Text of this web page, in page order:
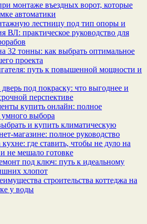
монтаже въездных ворот, которые
автоматики
лестницу под тип опоры и
ВЛ: практическое руководство для
32 тонны: как выбрать оптимальное
проекта
путь к повышенной мощности и
дверь под покраску: что выгоднее и
перспективе
купить онлайн: полное
умного выбора
и купить климатическую
полное руководство
где ставить, чтобы не дуло на
не мешало готовке
под ключ: путь к идеальному
хлопот
строительства коттеджа на
у воды